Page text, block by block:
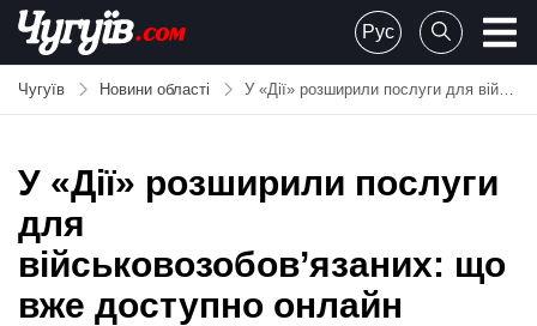
Skip
content
Chuguiv
Рус
Чугуїв Новини області У «Дії» розширили послуги для військовозобов’язаних: що вже доступно онлайн
У «Дії» розширили послуги
для
військовозобов’язаних: що
вже доступно онлайн